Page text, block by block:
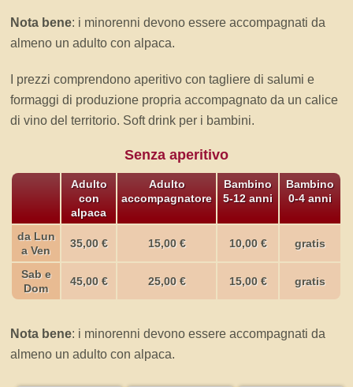
Nota bene: i minorenni devono essere accompagnati da
almeno un adulto con alpaca.
I prezzi comprendono aperitivo con tagliere di salumi e
formaggi di produzione propria accompagnato da un calice
di vino del territorio. Soft drink per i bambini.
Senza aperitivo
Adulto
con
alpaca
Adulto
accompagnatore
Bambino
5-12 anni
Bambino
0-4 anni
da Lun
a Ven
35,00 € 15,00 € 10,00 € gratis
Sab e
Dom
45,00 € 25,00 € 15,00 € gratis
Nota bene: i minorenni devono essere accompagnati da
almeno un adulto con alpaca.